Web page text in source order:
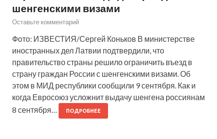
шенгенскими визами
Оставьте комментарий
Фото: ИЗВЕСТИЯ/Сергей Коньков В министерстве
иностранных дел Латвии подтвердили, что
правительство страны решило ограничить въезд в
страну граждан России с шенгенскими визами. Об
этом в МИД республики сообщили 9 сентября. Как и
когда Евросоюз усложнит выдачу шенгена россиянам
8 сентября…
ПОДРОБНЕЕ